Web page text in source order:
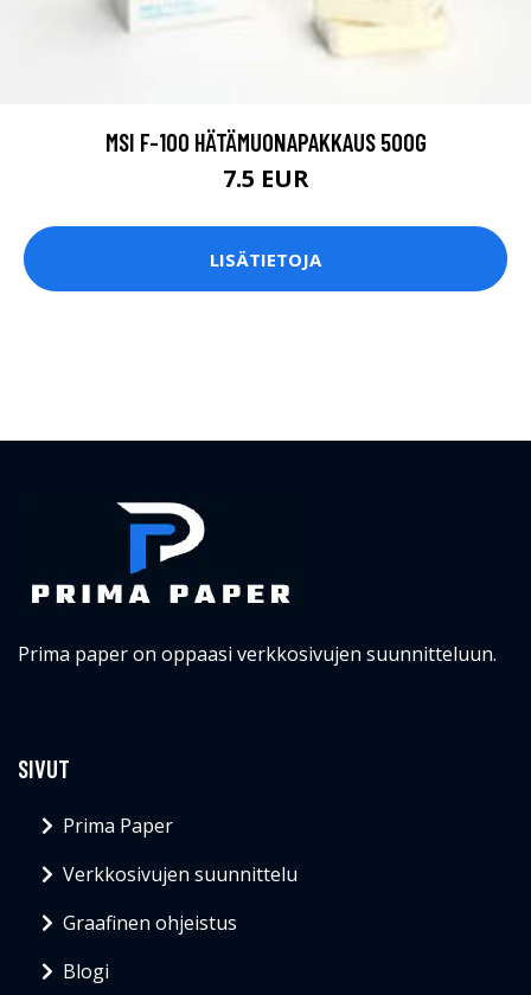
MSI F-100 HÄTÄMUONAPAKKAUS 500G
7.5 EUR
LISÄTIETOJA
Prima paper on oppaasi verkkosivujen suunnitteluun.
SIVUT
Prima Paper
Verkkosivujen suunnittelu
Graafinen ohjeistus
Blogi